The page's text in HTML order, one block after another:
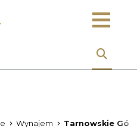
Wynajem Tarnowskie Góry